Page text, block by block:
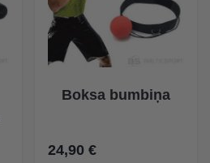
Boksa bumbiņa
24,90 €